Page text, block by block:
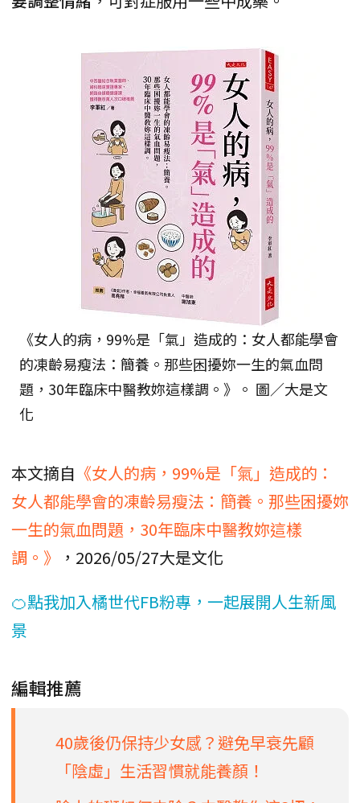
《女人的病，99%是「氣」造成的：女人都能學會
的凍齡易瘦法：簡養。那些困擾妳一生的氣血問
題，30年臨床中醫教妳這樣調。》。 圖／大是文
化
本文摘自 《女人的病，99%是「氣」造成的：
女人都能學會的凍齡易瘦法：簡養。那些困擾妳
一生的氣血問題，30年臨床中醫教妳這樣
調。》
，2026/05/27大是文化
🍊點我加入橘世代FB粉專，一起展開人生新風
景
編輯推薦
40歲後仍保持少女感？避免早衰先顧
「陰虛」生活習慣就能養顏！